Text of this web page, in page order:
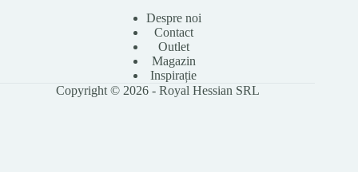
Despre noi
Contact
Outlet
Magazin
Inspirație
Copyright © 2026 - Royal Hessian SRL